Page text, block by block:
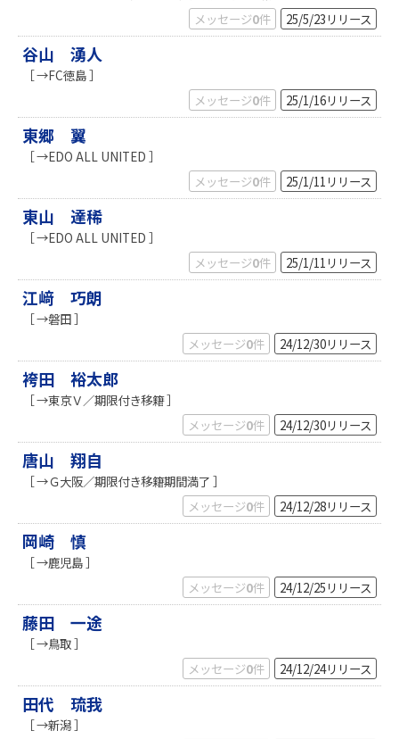
メッセージ0件 25/5/23 リリース
谷山 湧人
［ →FC徳島 ］
メッセージ0件 25/1/16リリース
東郷 翼
［ →EDO ALL UNITED ］
メッセージ0件 25/1/11 リリース
東山 達稀
［ →EDO ALL UNITED ］
メッセージ0件 25/1/11 リリース
江﨑 巧朗
［ →磐田 ］
メッセージ0件 24/12/30リリース
袴田 裕太郎
［ →東京Ｖ／期限付き移籍 ］
メッセージ0件 24/12/30リリース
唐山 翔自
［ →Ｇ大阪／期限付き移籍期間満了 ］
メッセージ0件 24/12/28リリース
岡崎 慎
［ →鹿児島 ］
メッセージ0件 24/12/25 リリース
藤田 一途
［ →鳥取 ］
メッセージ0件 24/12/24リリース
田代 琉我
［ →新潟 ］